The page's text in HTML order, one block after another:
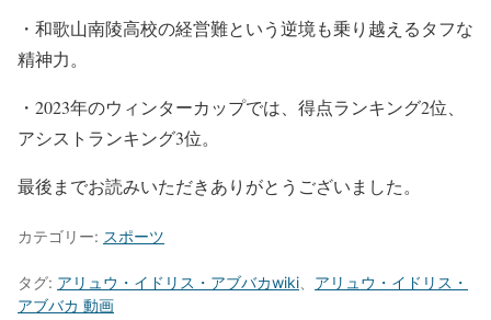
・和歌山南陵高校の経営難という逆境も乗り越えるタフな
精神力。
・2023年のウィンターカップでは、得点ランキング2位、
アシストランキング3位。
最後までお読みいただきありがとうございました。
カテゴリー: スポーツ
タグ: アリュウ・イドリス・アブバカwiki
アリュウ・イドリス・
アブバカ 動画